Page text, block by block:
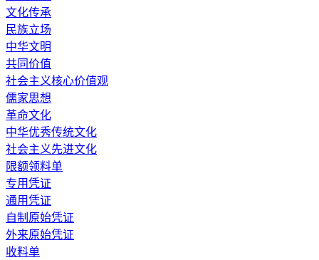
文化传承
民族立场
中华文明
共同价值
社会主义核心价值观
儒家思想
革命文化
中华优秀传统文化
社会主义先进文化
限额领料单
专用凭证
通用凭证
自制原始凭证
外来原始凭证
收料单